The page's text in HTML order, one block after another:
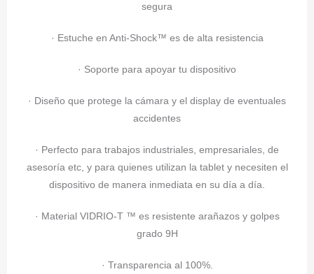
segura
· Estuche en Anti-Shock™ es de alta resistencia
· Soporte para apoyar tu dispositivo
· Diseño que protege la cámara y el display de eventuales
accidentes
· Perfecto para trabajos industriales, empresariales, de
asesoría etc, y para quienes utilizan la tablet y necesiten el
dispositivo de manera inmediata en su día a día.
· Material VIDRIO-T ™ es resistente arañazos y golpes
grado 9H
· Transparencia al 100%.